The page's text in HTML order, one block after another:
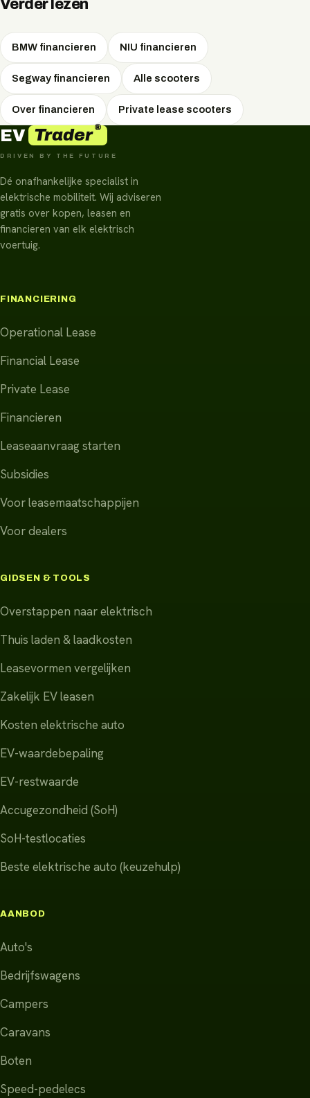
Verder lezen
BMW financieren NIU financieren
Segway financieren Alle scooters
Over financieren Private lease scooters
EV Trader®
DRIVEN BY THE FUTURE
Dé onafhankelijke specialist in
elektrische mobiliteit. Wij adviseren
gratis over kopen, leasen en
financieren van elk elektrisch
voertuig.
FINANCIERING
Operational Lease
Financial Lease
Private Lease
Financieren
Leaseaanvraag starten
Subsidies
Voor leasemaatschappijen
Voor dealers
GIDSEN & TOOLS
Overstappen naar elektrisch
Thuis laden & laadkosten
Leasevormen vergelijken
Zakelijk EV leasen
Kosten elektrische auto
EV-waardebepaling
EV-restwaarde
Accugezondheid (SoH)
SoH-testlocaties
Beste elektrische auto (keuzehulp)
AANBOD
Auto's
Bedrijfswagens
Campers
Caravans
Boten
Speed-pedelecs